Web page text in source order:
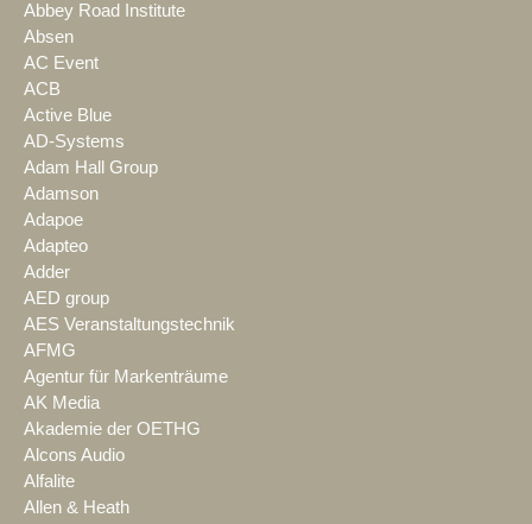
Abbey Road Institute
Absen
AC Event
ACB
Active Blue
AD-Systems
Adam Hall Group
Adamson
Adapoe
Adapteo
Adder
AED group
AES Veranstaltungstechnik
AFMG
Agentur für Markenträume
AK Media
Akademie der OETHG
Alcons Audio
Alfalite
Allen & Heath